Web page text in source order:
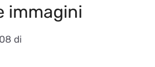
immagini
di